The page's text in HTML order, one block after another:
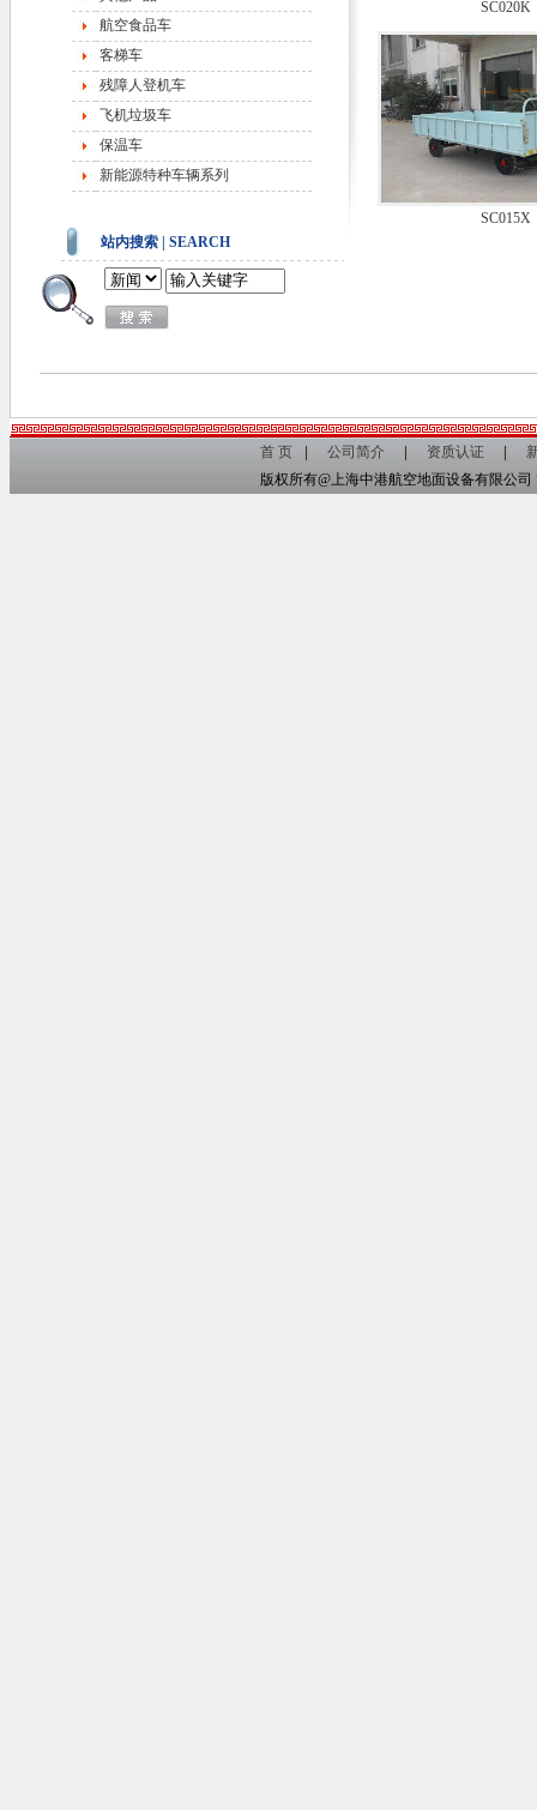
SC020K
SC015X
航空食品车
客梯车
残障人登机车
飞机垃圾车
保温车
新能源特种车辆系列
站内搜索 | SEARCH
首 页 公司简介 资质认证
版权所有@上海中港航空地面设备有限公司